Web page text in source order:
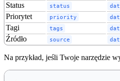
Status status
Priorytet priority
Tagi tags
Źródło source
Na przykład, jeśli Twoje narzędzie